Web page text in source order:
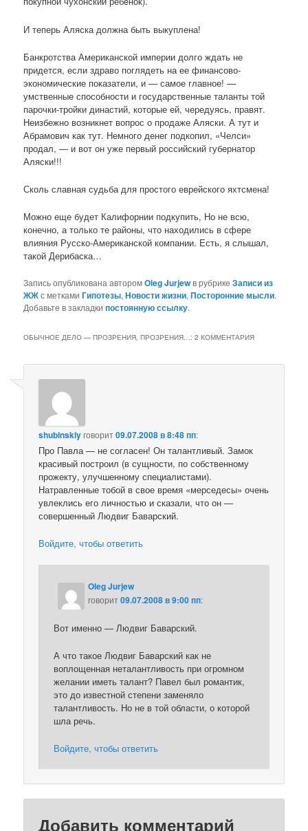
И теперь Аляска должна быть выкуплена!
Банкротства Американской империи долго ждать не
придется, если здраво поглядеть на ее финансово-
экономические показатели, и — самое главное! —
умственные способности и государственные таланты той
парочки-тройки династий, которые ей, чередуясь, правят.
Неизбежно возникнет вопрос о продаже Аляски. А тут и
Абрамович как тут. Немного денег подкопил, «Челси»
продал, — и вот он уже первый российский губернатор
Аляски!!!
Сколь славная судьба для простого еврейского яхтсмена!
Можно еще будет Калифорнии подкупить, Но не всю,
конечно, а только те районы, что находились в сфере
влияния Русско-Американской компании. Есть, я слышал,
такой Дерибаска…
Запись опубликована авторомOleg Jurjewв рубрикеЗаписи из
ЖЖс меткамиГипотезы,Новости жизни,Посторонние мысли.
Добавьте в закладкипостоянную ссылку.
ОБЫЧНОЕ ДЕЛО — ПРОЗРЕНИЯ, ПРОЗРЕНИЯ…: 2 КОММЕНТАРИЯ
shubinskiyговорит09.07.2008 в 8:48 пп:
Про Павла — не согласен! Он талантливый. Замок
красивый построил (в сущности, по собственному
прожекту, улучшенному специалистами).
Натравленные тобой в свое время «мерседесы» очень
увлеклись его личностью и сказали, что он —
совершенный Людвиг Баварский.
Войдите, чтобы ответить
Oleg Jurjew
говорит09.07.2008 в 9:00 пп:
Вот именно — Людвиг Баварский.
А что такое Людвиг Баварский как не
воплощенная неталантливость при огромном
желании иметь талант? Павел был романтик,
это до известной степени заменяло
талантливость. Но не в той области, о которой
шла речь.
Войдите, чтобы ответить
Добавить комментарий